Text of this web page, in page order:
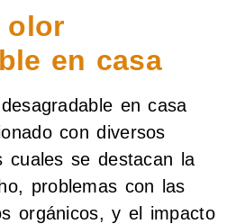
olor
en casa
en casa
con diversos
cuales se destacan la
problemas con las
orgánicos, y el impacto